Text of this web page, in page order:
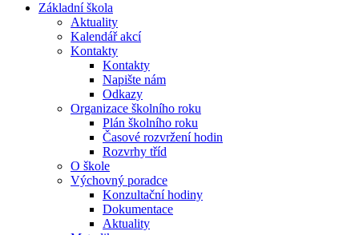
Základní škola
Aktuality
Kalendář akcí
Kontakty
Kontakty
Napište nám
Odkazy
Organizace školního roku
Plán školního roku
Časové rozvržení hodin
Rozvrhy tříd
O škole
Výchovný poradce
Konzultační hodiny
Dokumentace
Aktuality